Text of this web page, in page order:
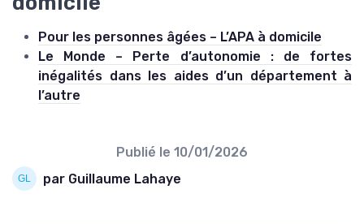
Pour les personnes âgées – L’APA à domicile
Le Monde – Perte d’autonomie : de fortes
inégalités dans les aides d’un département à
l’autre
Publié le 10/01/2026
par Guillaume Lahaye